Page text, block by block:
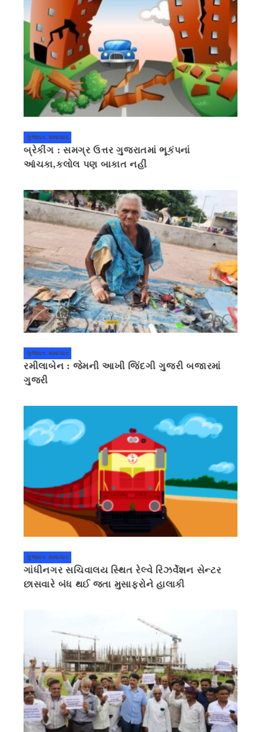
ગુજરાત સમાચાર
બ્રેકીંગ : સમગ્ર ઉત્તર ગુજરાતમાં ભૂકંપનાં
આંચકા,કલોલ પણ બાકાત નહીં
ગુજરાત સમાચાર
રમીલાબેન : જેમની આખી જિંદગી ગુજરી બજારમાં
ગુજરી
ગુજરાત સમાચાર
ગાંધીનગર સચિવાલય સ્થિત રેલ્વે રિઝર્વેશન સેન્ટર
છાસવારે બંધ થઈ જતા મુસાફરોને હાલાકી